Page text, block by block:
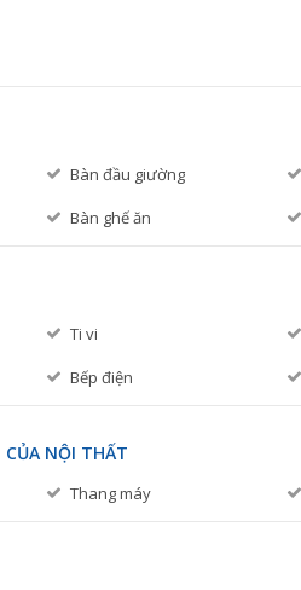
Bàn đầu giường
Bàn ghế ăn
Ti vi
Bếp điện
NỘI THẤT
Thang máy